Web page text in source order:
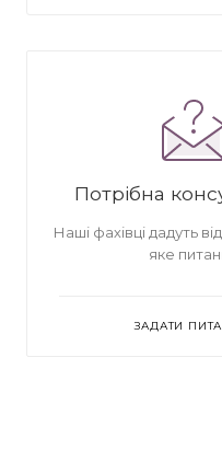
Потрібна
Наші фахівці дадуть
яке
ЗАДАТИ